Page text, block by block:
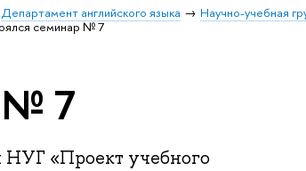
Департамент английского языка
Научно-учебная
семинар № 7
№ 7
НУГ «Проект учебного